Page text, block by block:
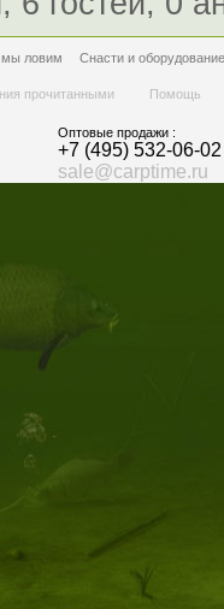
мы ловим Снасти и оборудование
прочитанными Помощь
Оптовые продажи :
+7 (495) 532-06-02
sale@carptime.ru